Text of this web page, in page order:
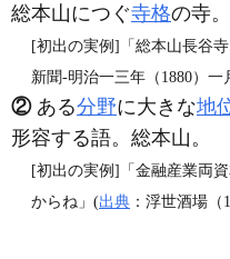
総本山につぐ寺格の寺。
[初出の実例]「総本山長谷
新聞‐明治一三年（1880）一
②ある分野に大きな地
形容する語。総本山。
[初出の実例]「金融産業両
からね」(出典 ：浮世酒場（